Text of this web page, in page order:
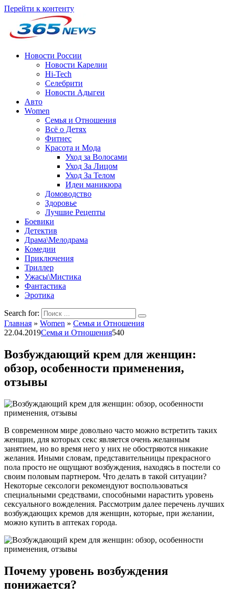
Перейти к контенту
Новости России
Новости Карелии
Hi-Tech
Селебрити
Новости Адыгеи
Авто
Women
Семья и Отношения
Всё о Детях
Фитнес
Красота и Мода
Уход за Волосами
Уход За Лицом
Уход За Телом
Идеи маникюра
Домоводство
Здоровье
Лучшие Рецепты
Боевики
Детектив
Драма\Мелодрама
Комедии
Приключения
Триллер
Ужасы\Мистика
Фантастика
Эротика
Search for:
Главная » Women » Семья и Отношения
22.04.2019Семья и Отношения540
Возбуждающий крем для женщин:
обзор, особенности применения,
отзывы
В современном мире довольно часто можно встретить таких
женщин, для которых секс является очень желанным
занятием, но во время него у них не обостряются никакие
желания. Иными словам, представительницы прекрасного
пола просто не ощущают возбуждения, находясь в постели со
своим половым партнером. Что делать в такой ситуации?
Некоторые сексологи рекомендуют воспользоваться
специальными средствами, способными нарастить уровень
сексуального вожделения. Рассмотрим далее перечень лучших
возбуждающих кремов для женщин, которые, при желании,
можно купить в аптеках города.
Почему уровень возбуждения
понижается?